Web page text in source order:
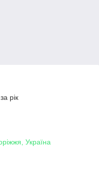
рік
Україна